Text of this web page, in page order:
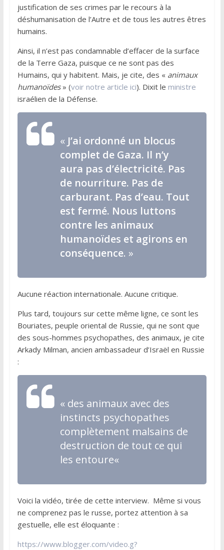
justification de ses crimes par le recours à la
déshumanisation de l’Autre et de tous les autres êtres
humains.
Ainsi, il n’est pas condamnable d’effacer de la surface
de la Terre Gaza, puisque ce ne sont pas des
Humains, qui y habitent. Mais, je cite, des « animaux
humanoïdes» (voir notre article ici). Dixit le ministre
israélien de la Défense.
« J’ai ordonné un blocus
complet de Gaza. Il n’y
aura pas d’électricité. Pas
de nourriture. Pas de
carburant. Pas d’eau. Tout
est fermé. Nous luttons
contre les animaux
humanoïdes et agirons en
conséquence. »
Aucune réaction internationale. Aucune critique.
Plus tard, toujours sur cette même ligne, ce sont les
Bouriates, peuple oriental de Russie, qui ne sont que
des sous-hommes psychopathes, des animaux, je cite
Arkady Milman, ancien ambassadeur d’Israël en Russie
:
« des animaux avec des
instincts psychopathes
complètement malsains de
destruction de tout ce qui
les entoure«
Voici la vidéo, tirée de cette interview. Même si vous
ne comprenez pas le russe, portez attention à sa
gestuelle, elle est éloquante :
https://www.blogger.com/video.g?